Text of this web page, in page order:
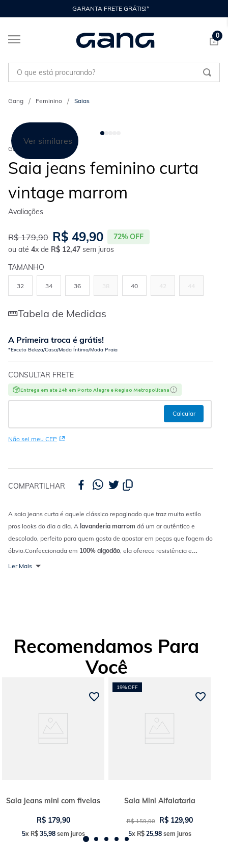
GARANTA FRETE GRÁTIS!*
0
O que está procurando?
Feminino Saias
Ver similares
GANG
Saia jeans feminino curta
vintage marrom
R$ 179,90 R$ 49,90 72% OFF
ou até 4x de R$ 12,47 sem juros
TAMANHO
32 34 36 38 40 42 44
Tabela de Medidas
A Primeira troca é grátis!
*Exceto Beleza/Casa/Moda Íntima/Moda Praia
CONSULTAR FRETE
Entrega em ate 24h em Porto Alegre e Regiao Metropolitana
Não sei meu CEP
COMPARTILHAR
A saia jeans curta é aquele clássico repaginado que traz muito estilo
pros looks do dia a dia. A lavanderia marrom dá um ar autêntico e
descolado, perfeito para quem gosta de apostar em peças que fogem do
óbvio.Confeccionada em 100% algodão, ela oferece resistência e
conforto ao mesmo tempo. O
Ler Mais
Recomendamos Para
Você
Saia jeans mini com fivelas
R$ 179,90
5x R$ 35,98sem juros
19%OFF
Saia Mini Alfaiataria
R$ 159,90 R$ 129,90
5x R$ 25,98sem juros